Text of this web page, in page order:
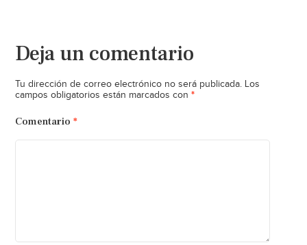
Deja un comentario
Tu dirección de correo electrónico no será publicada. Los
campos obligatorios están marcados con *
Comentario *